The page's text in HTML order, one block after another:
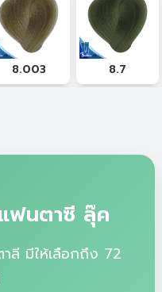
8.003 8.7
ฟนตาซี ลุ๊ค
าลี มีให้เลือกถึง 72